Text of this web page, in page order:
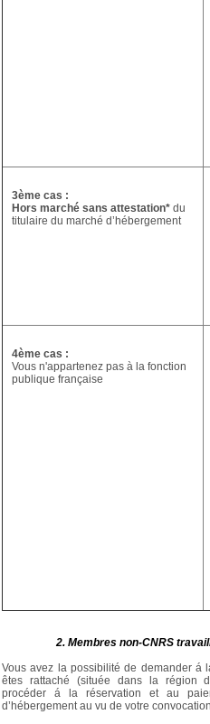
3ème cas :
Hors marché sans attestation* du
titulaire du marché d’hébergement
4ème cas :
Vous n'appartenez pas à la fonction
publique française
2. Membres non-CNRS
Vous avez la possibilité de demander
êtes rattaché (située dans la région
procéder á la réservation et au
d’hébergement au vu de votre